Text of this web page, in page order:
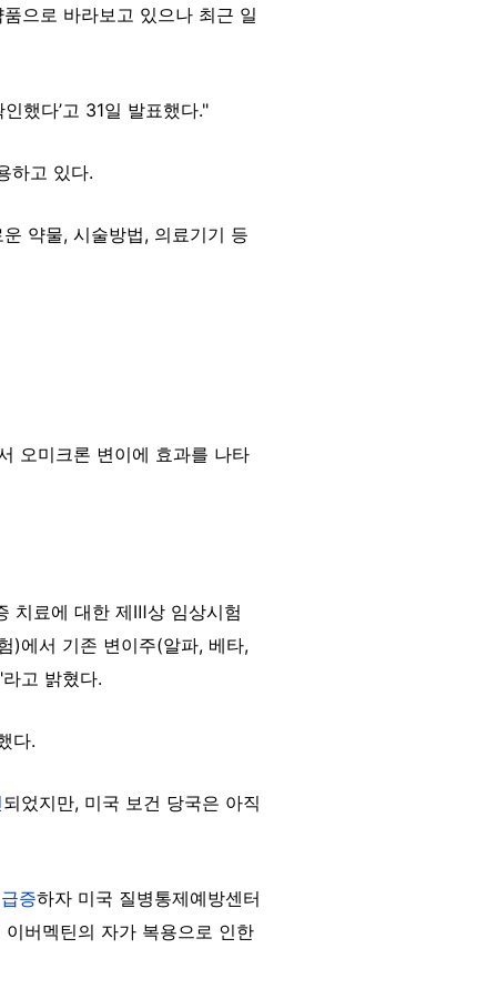
으로 바라보고 있으나 최근 일
했다’고 31일 발표했다."
하고 있다.
약물, 시술방법, 의료기기 등
오미크론 변이에 효과를 나타
치료에 대한 제Ⅲ상 임상시험
)에서 기존 변이주(알파, 베타,
고 밝혔다.
다.
되었지만, 미국 보건 당국은 아직
급증하자 미국 질병통제예방센터
버멕틴의 자가 복용으로 인한